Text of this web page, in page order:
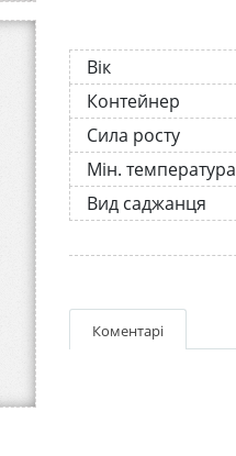
Вік
Контейнер
Сила росту
Мін. температура
Вид саджанця
Коментарі